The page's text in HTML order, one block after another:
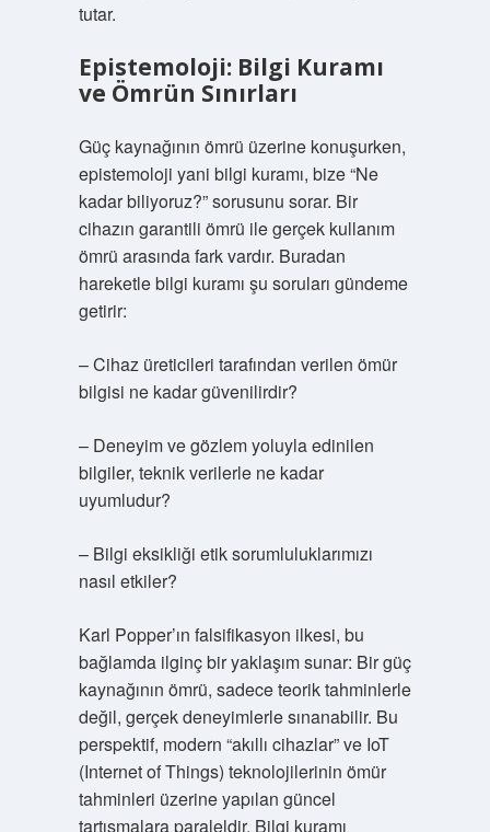
tutar.
Epistemoloji: Bilgi Kuramı
ve Ömrün Sınırları
Güç kaynağının ömrü üzerine konuşurken,
epistemoloji yani bilgi kuramı, bize “Ne
kadar biliyoruz?” sorusunu sorar. Bir
cihazın garantili ömrü ile gerçek kullanım
ömrü arasında fark vardır. Buradan
hareketle bilgi kuramı şu soruları gündeme
getirir:
– Cihaz üreticileri tarafından verilen ömür
bilgisi ne kadar güvenilirdir?
– Deneyim ve gözlem yoluyla edinilen
bilgiler, teknik verilerle ne kadar
uyumludur?
– Bilgi eksikliği etik sorumluluklarımızı
nasıl etkiler?
Karl Popper’ın falsifikasyon ilkesi, bu
bağlamda ilginç bir yaklaşım sunar: Bir güç
kaynağının ömrü, sadece teorik tahminlerle
değil, gerçek deneyimlerle sınanabilir. Bu
perspektif, modern “akıllı cihazlar” ve IoT
(Internet of Things) teknolojilerinin ömür
tahminleri üzerine yapılan güncel
tartışmalara paraleldir. Bilgi kuramı